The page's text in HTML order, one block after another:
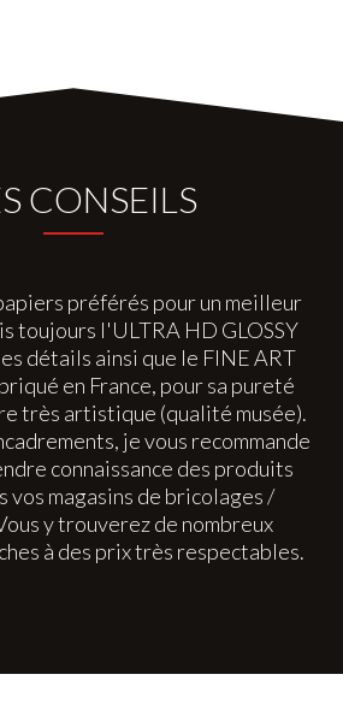
CONSEILS
préférés pour un meilleur
toujours l'ULTRA HD GLOSSY
détails ainsi que le FINE ART
en France, pour sa pureté
très artistique (qualité musée).
je vous recommande
connaissance des produits
vos magasins de bricolages /
y trouverez de nombreux
à des prix très respectables.